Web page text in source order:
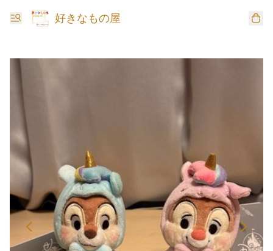
好きなもの屋